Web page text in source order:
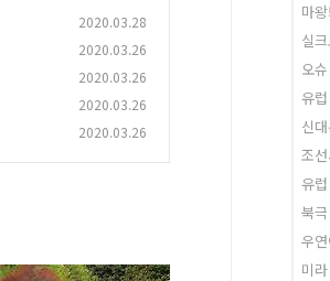
2020.03.28
2020.03.26
2020.03.26
2020.03.26
2020.03.26
마
실
오
유
신
조
유
북
우
미